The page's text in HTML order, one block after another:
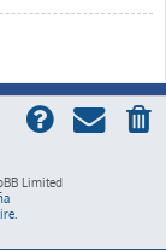
Limited